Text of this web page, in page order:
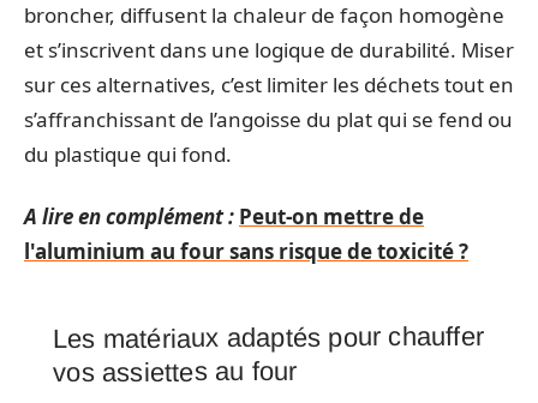
broncher, diffusent la chaleur de façon homogène
et s’inscrivent dans une logique de durabilité. Miser
sur ces alternatives, c’est limiter les déchets tout en
s’affranchissant de l’angoisse du plat qui se fend ou
du plastique qui fond.
A lire en complément : Peut-on mettre de
l'aluminium au four sans risque de toxicité ?
Les matériaux adaptés pour chauffer
vos assiettes au four